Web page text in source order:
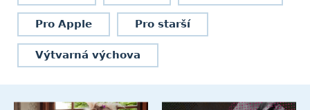
Pro Apple Pro starší
Výtvarná výchova